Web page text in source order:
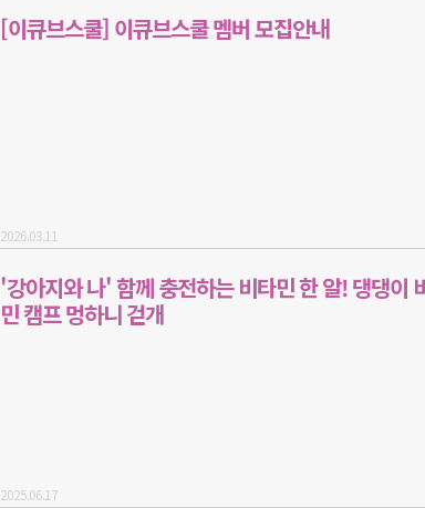
[이큐브스쿨] 이큐브스쿨 멤버 모집안내
2026.03.11
'강아지와 나' 함께 충전하는 비타민 한 알! 댕댕이
민 캠프 멍하니 걷개
2025.06.17